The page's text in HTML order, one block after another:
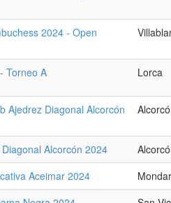
2024 - Open
Torneo A Lorca
Ajedrez Diagonal Alcorcón
Alcorcón 2024
Aceimar 2024